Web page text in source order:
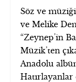
Söz ve
ve Melike
“Zeynep’in
Müzik’ten
Anadolu